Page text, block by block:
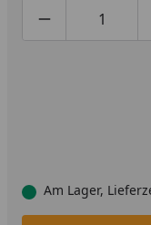
Am Lager,